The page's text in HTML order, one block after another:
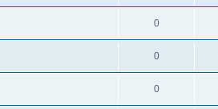
0
0
0